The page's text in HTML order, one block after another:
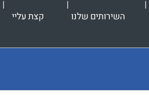
השירותים שלנו קצת עליי